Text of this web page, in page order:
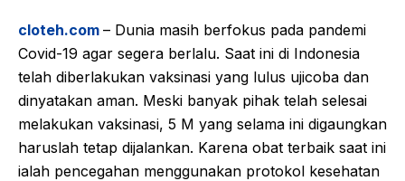
cloteh.com – Dunia masih berfokus pada pandemi
Covid-19 agar segera berlalu. Saat ini di Indonesia
telah diberlakukan vaksinasi yang lulus ujicoba dan
dinyatakan aman. Meski banyak pihak telah selesai
melakukan vaksinasi, 5 M yang selama ini digaungkan
haruslah tetap dijalankan. Karena obat terbaik saat ini
ialah pencegahan menggunakan protokol kesehatan